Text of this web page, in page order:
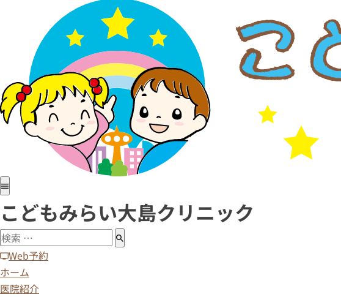
医院紹介
アレルギー科
予防接種
病児・病後児保育室
診療時間・アクセス
求人情報
こどもみらい大島クリニック
Web予約
ホーム
医院紹介